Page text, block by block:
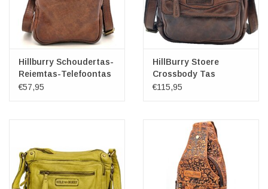
Hillburry Schoudertas-
Reiemtas-Telefoontas
bruin
€57,95
HillBurry Stoere
Crossbody Tas
Gewassen Leer
€115,95